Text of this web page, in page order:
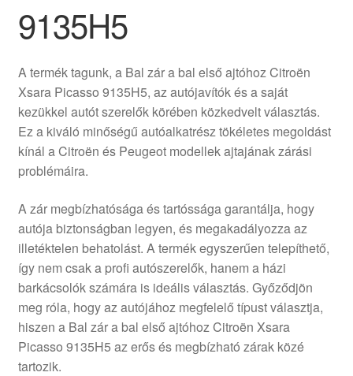
Felhasználási feltételek
Kifizetések
Panasz
Panaszkezelési szabályzat
Pénztár
Rólunk
Saját fiókom
Szállítás
9135H5
A termék tagunk, a Bal zár a bal első ajtóhoz Citroën
Xsara Picasso 9135H5, az autójavítók és a saját
kezükkel autót szerelők körében közkedvelt választás.
Ez a kiváló minőségű autóalkatrész tökéletes megoldást
kínál a Citroën és Peugeot modellek ajtajának zárási
problémáira.
A zár megbízhatósága és tartóssága garantálja, hogy
autója biztonságban legyen, és megakadályozza az
illetéktelen behatolást. A termék egyszerűen telepíthető,
így nem csak a profi autószerelők, hanem a házi
barkácsolók számára is ideális választás. Győződjön
meg róla, hogy az autójához megfelelő típust választja,
hiszen a Bal zár a bal első ajtóhoz Citroën Xsara
Picasso 9135H5 az erős és megbízható zárak közé
tartozik.